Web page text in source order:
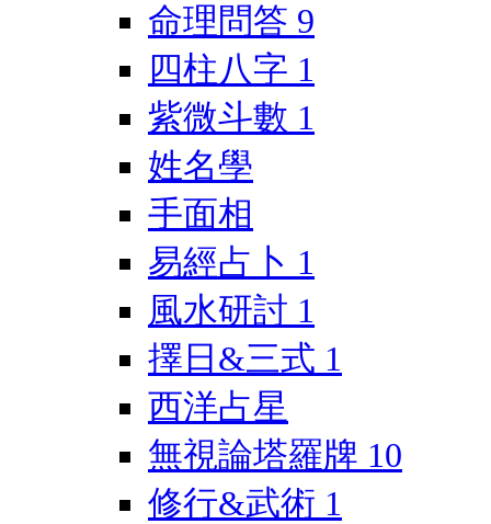
命理問答 9
四柱八字 1
紫微斗數 1
姓名學
手面相
易經占卜 1
風水研討 1
擇日&三式 1
西洋占星
無視論塔羅牌 10
修行&武術 1